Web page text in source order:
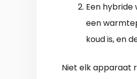
Een
een
koud is, en
Niet elk apparaat